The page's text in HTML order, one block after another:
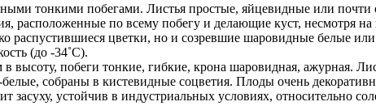
тонкими побегами. Листья простые, яйцевидные или
расположенные по всему побегу и делающие куст, несмотря
распустившиеся цветки, но и созревшие шаровидные белые
(до -34˚С).
высоту, побеги тонкие, гибкие, крона шаровидная, ажурная.
собраны в кистевидные соцветия. Плоды очень
засуху, устойчив в индустриальных условиях, относительно